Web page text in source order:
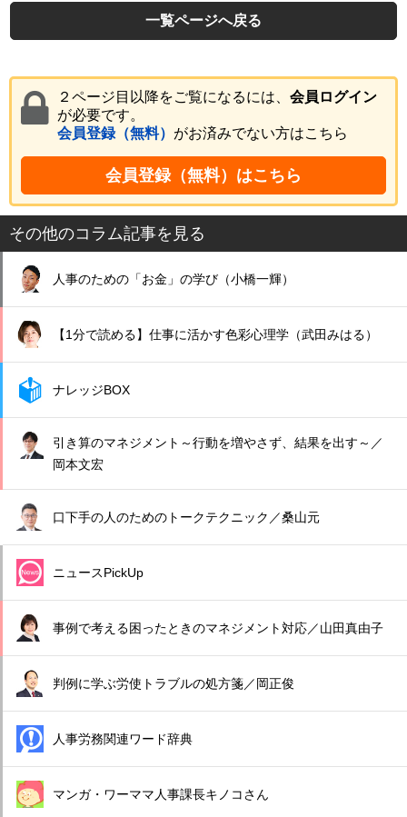
一覧ページへ戻る
２ページ目以降をご覧になるには、 会員ログイン
が必要です。
会員登録（無料） がお済みでない方はこちら
会員登録（無料）はこちら
その他のコラム記事を見る
人事のための「お金」の学び（小橋一輝）
【1分で読める】仕事に活かす色彩心理学（武田みはる）
ナレッジBOX
引き算のマネジメント～行動を増やさず、結果を出す～／
岡本文宏
口下手の人のためのトークテクニック／桑山元
ニュースPickUp
事例で考える困ったときのマネジメント対応／山田真由子
判例に学ぶ労使トラブルの処方箋／岡正俊
人事労務関連ワード辞典
マンガ・ワーママ人事課長キノコさん